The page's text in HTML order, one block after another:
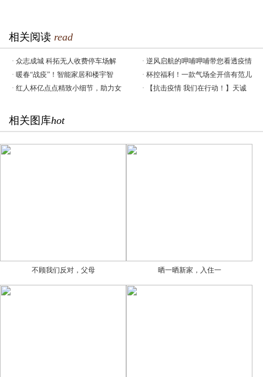
相关阅读 read
· 众志成城 科拓无人收费停车场解 · 逆风启航的呷哺呷哺带您看透疫情
· 暖春“战疫”！智能家居和楼宇智 · 杯控福利！一款气场全开倍有范儿
· 红人杯亿点点精致小细节，助力女 · 【抗击疫情 我们在行动！】天诚
相关图库hot
不顾我们反对，父母 晒一晒新家，入住一